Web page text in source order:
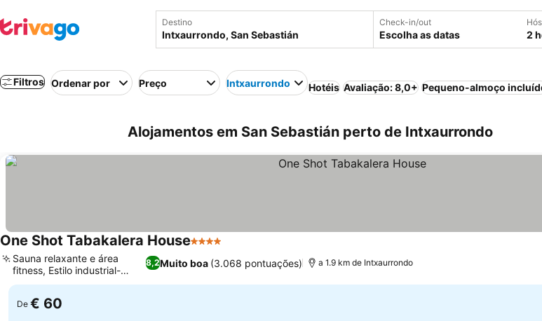
Destino Check-in/out
Escolha as datas 2
Filtros Ordenar por Preço Intxaurrondo Hotéis Avaliação: 8,0+ Pequeno-almoço
Alojamentos em San Sebastián perto de Intxaurrondo
One Shot Tabakalera House4 Estrelas
8,2Muito boa (3.068 pontuações)
Sauna relaxante e área
fitness, Estilo industrial-
chique
a 1.9 km de Intxaurrondo
De € 60